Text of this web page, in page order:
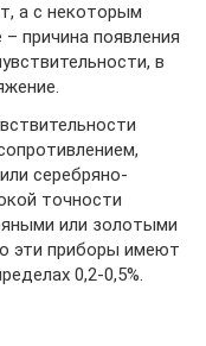
а с некоторым
причина появления
в
серебряно-
точности
или золотыми
эти приборы имеют
0,2-0,5%.